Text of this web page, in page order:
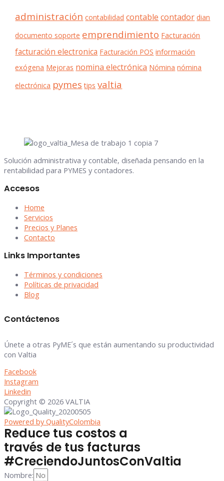
administración contabilidad contable contador dian
documento soporte emprendimiento Facturación
facturación electronica Facturación POS información
exógena Mejoras nomina electrónica Nómina nómina
electrónica pymes tips valtia
Solución administrativa y contable, diseñada pensando en la
rentabilidad para PYMES y contadores.
Accesos
Home
Servicios
Precios y Planes
Contacto
Links Importantes
Términos y condiciones
Políticas de privacidad
Blog
Contáctenos
Únete a otras PyME´s que están aumentando su productividad
con Valtia
Facebook
Instagram
Linkedin
Copyright © 2026 VALTIA
Powered by QualityColombia
Reduce tus costos a
través de tus facturas
#CreciendoJuntosConValtia
Nombre: